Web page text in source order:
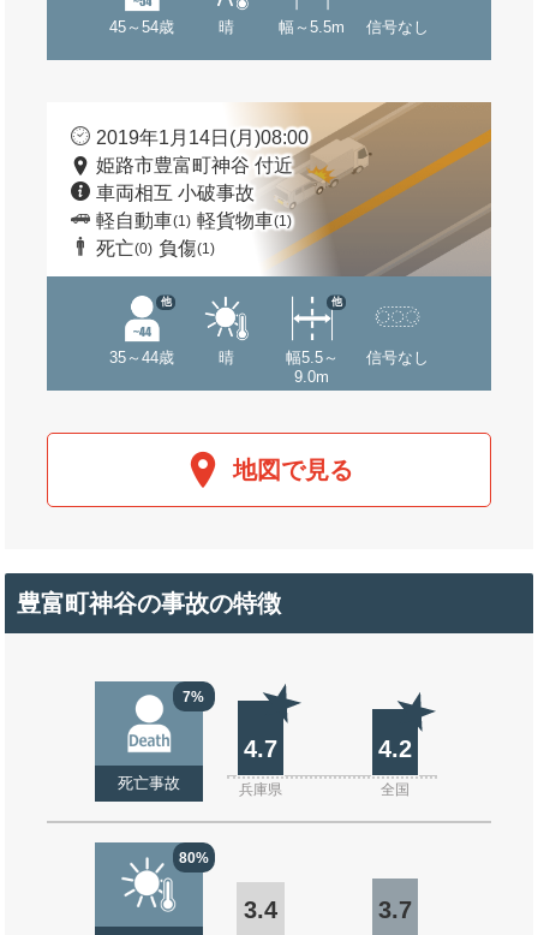
45～54歳 晴 幅～5.5m 信号なし
2019年1月14日(月)08:00
姫路市豊富町神谷 付近
車両相互 小破事故
軽自動車(1) 軽貨物車(1)
死亡(0) 負傷(1)
35～44歳
他
晴
幅5.5～
9.0m
他
信号なし
地図で見る
豊富町神谷の事故の特徴
7%
死亡事故
4.7 4.2
兵庫県 全国
80%
3.4 3.7